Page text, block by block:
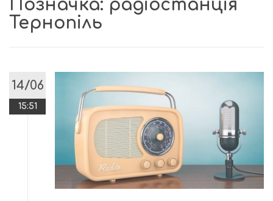
Позначка: радіостанція
Тернопіль
14/06
15:51